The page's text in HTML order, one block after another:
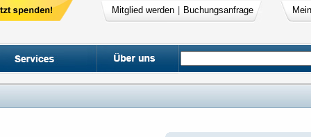
Mitglied werden Buchungsanfrage